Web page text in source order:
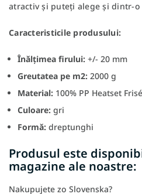
atractiv și puteți alege și dintr-
Caracteristicile produsului:
Înălțimea firului: +/- 20 mm
Greutatea pe m2: 2000 g
Material: 100% PP Heatset Frisé
Culoare: gri
Formă: dreptunghi
Produsul este
magazine ale noastre:
Nakupujete zo Slovenska?